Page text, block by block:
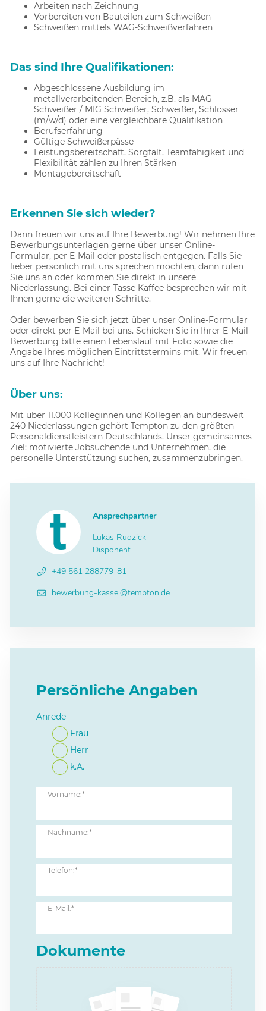
Ansprechpartner
Lukas Rudzick
Disponent
+49 561 288779-81
bewerbung-kassel@tempton.de
Persönliche Angaben
Anrede
Frau
Herr
k.A.
Vorname:*
Nachname:*
Telefon:*
E-Mail:*
Dokumente
Arbeiten nach Zeichnung
Vorbereiten von Bauteilen zum Schweißen
Schweißen mittels WAG-Schweißverfahren
Das sind Ihre Qualifikationen:
Abgeschlossene Ausbildung im
metallverarbeitenden Bereich, z.B. als MAG-
Schweißer / MIG Schweißer, Schweißer, Schlosser
(m/w/d) oder eine vergleichbare Qualifikation
Berufserfahrung
Gültige Schweißerpässe
Leistungsbereitschaft, Sorgfalt, Teamfähigkeit und
Flexibilität zählen zu Ihren Stärken
Montagebereitschaft
Erkennen Sie sich wieder?
Dann freuen wir uns auf Ihre Bewerbung! Wir nehmen Ihre
Bewerbungsunterlagen gerne über unser Online-
Formular, per E-Mail oder postalisch entgegen. Falls Sie
lieber persönlich mit uns sprechen möchten, dann rufen
Sie uns an oder kommen Sie direkt in unsere
Niederlassung. Bei einer Tasse Kaffee besprechen wir mit
Ihnen gerne die weiteren Schritte.
Oder bewerben Sie sich jetzt über unser Online-Formular
oder direkt per E-Mail bei uns. Schicken Sie in Ihrer E-Mail-
Bewerbung bitte einen Lebenslauf mit Foto sowie die
Angabe Ihres möglichen Eintrittstermins mit. Wir freuen
uns auf Ihre Nachricht!
Über uns:
Mit über 11.000 Kolleginnen und Kollegen an bundesweit
240 Niederlassungen gehört Tempton zu den größten
Personaldienstleistern Deutschlands. Unser gemeinsames
Ziel: motivierte Jobsuchende und Unternehmen, die
personelle Unterstützung suchen, zusammenzubringen.